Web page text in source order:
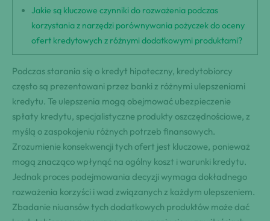
Jakie są kluczowe czynniki do rozważenia podczas
korzystania z narzędzi porównywania pożyczek do oceny
ofert kredytowych z różnymi dodatkowymi produktami?
Podczas starania się o kredyt hipoteczny, kredytobiorcy
często są prezentowani przez banki z różnymi ulepszeniami
kredytu. Te ulepszenia mogą obejmować ubezpieczenie
spłaty kredytu, specjalistyczne produkty oszczędnościowe, z
myślą o zaspokojeniu różnych potrzeb finansowych.
Zrozumienie konsekwencji tych ofert jest kluczowe, ponieważ
mogą znacząco wpłynąć na ogólny koszt i warunki kredytu.
Jednak proces podejmowania decyzji wymaga dokładnego
rozważenia korzyści i wad związanych z każdym ulepszeniem.
Zbadanie niuansów tych dodatkowych produktów może dać